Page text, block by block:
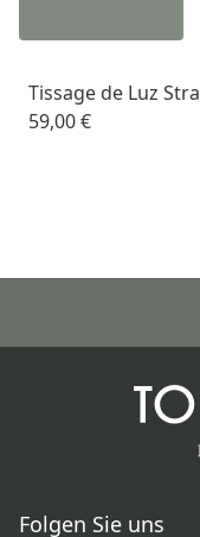
Tissage de Luz
59,00 €
Folgen Sie uns